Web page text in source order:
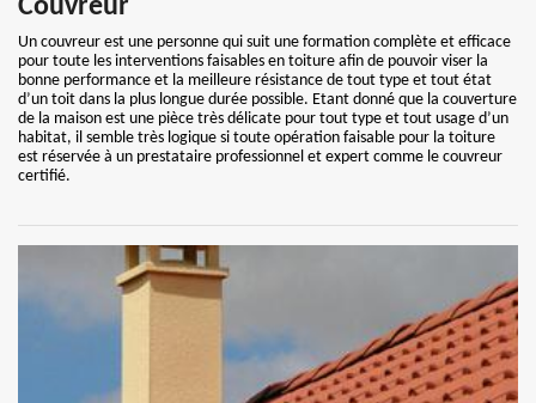
Couvreur
Un couvreur est une personne qui suit une formation complète et efficace
pour toute les interventions faisables en toiture afin de pouvoir viser la
bonne performance et la meilleure résistance de tout type et tout état
d’un toit dans la plus longue durée possible. Etant donné que la couverture
de la maison est une pièce très délicate pour tout type et tout usage d’un
habitat, il semble très logique si toute opération faisable pour la toiture
est réservée à un prestataire professionnel et expert comme le couvreur
certifié.